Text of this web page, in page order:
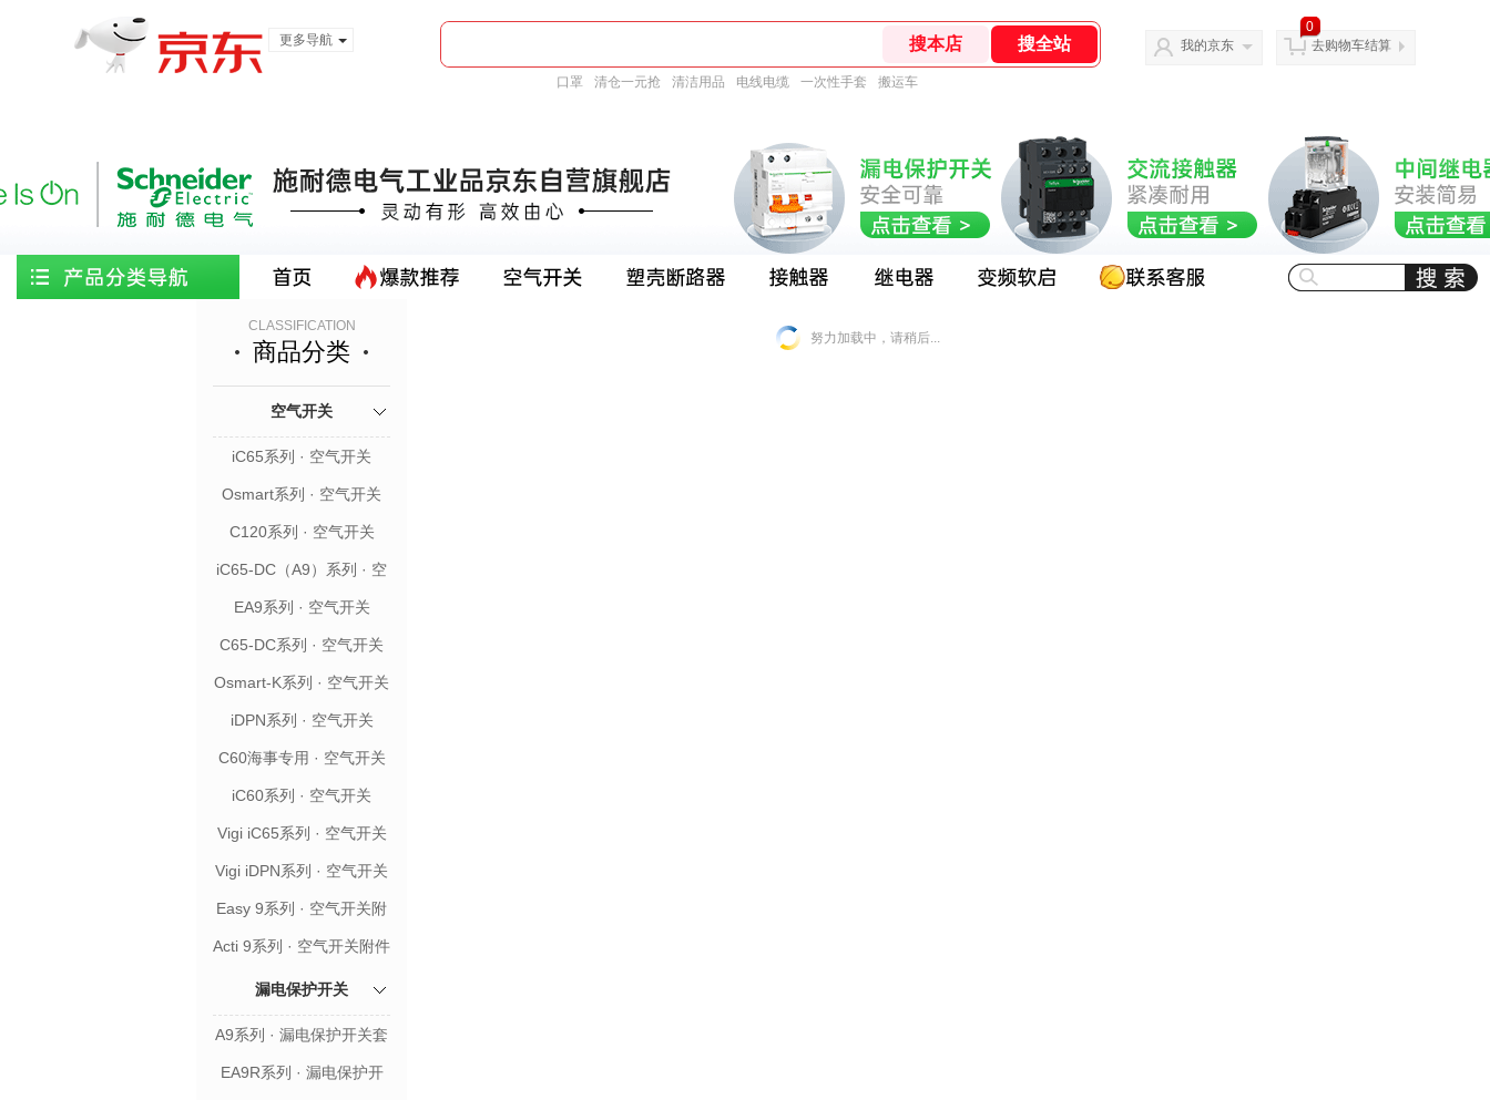
更多导航
口罩 清仓一元抢 清洁用品 电线电缆 一次性手套 搬运车
我的京东
0
去购物车结算
CLASSIFICATION
商品分类
空气开关
iC65系列 · 空气开关
Osmart系列 · 空气开关
C120系列 · 空气开关
iC65-DC（A9）系列 · 空
气开关
EA9系列 · 空气开关
C65-DC系列 · 空气开关
Osmart-K系列 · 空气开关
iDPN系列 · 空气开关
C60海事专用 · 空气开关
iC60系列 · 空气开关
Vigi iC65系列 · 空气开关
附件
Vigi iDPN系列 · 空气开关
附件
Easy 9系列 · 空气开关附
件
Acti 9系列 · 空气开关附件
漏电保护开关
A9系列 · 漏电保护开关套
EA9R系列 · 漏电保护开
努力加载中，请稍后...